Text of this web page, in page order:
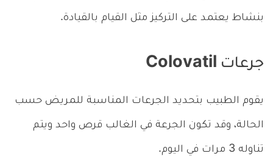
بنشاط يعتمد على التركيز مثل القيام بالقيادة.
جرعات Colovatil
يقوم الطبيب بتحديد الجرعات المناسبة للمريض حسب
الحالة، وقد تكون الجرعة في الغالب قرص واحد ويتم
تناوله 3 مرات في اليوم.